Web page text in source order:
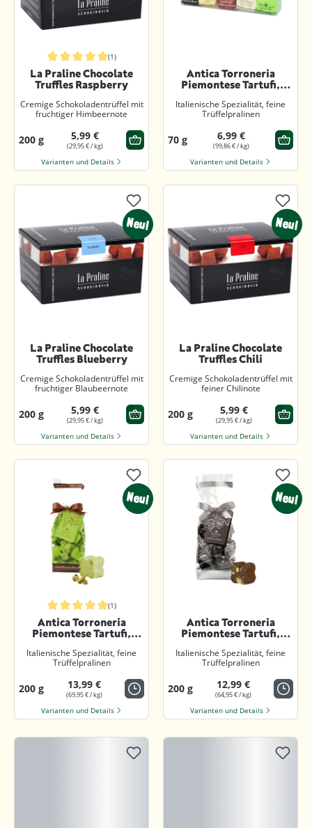
Durchschnittliche Bewertung von 5 von 5 Sternen
(1)
La Praline Chocolate
Truffles Raspberry
Cremige Schokoladentrüffel mit
fruchtiger Himbeernote
200 g 5,99 €
(29,95 € / kg)
Varianten und Details
Antica Torroneria
Piemontese Tartufi,
Italienische Spezialität, feine
Trüffelpralinen
70 g 6,99 €
(99,86 € / kg)
Varianten und Details
Neu!
La Praline Chocolate
Truffles Blueberry
Cremige Schokoladentrüffel mit
fruchtiger Blaubeernote
200 g 5,99 €
(29,95 € / kg)
Varianten und Details
Neu!
La Praline Chocolate
Truffles Chili
Cremige Schokoladentrüffel mit
feiner Chilinote
200 g 5,99 €
(29,95 € / kg)
Varianten und Details
Neu!
Durchschnittliche Bewertung von 5 von 5 Sternen
(1)
Antica Torroneria
Piemontese Tartufi,
Italienische Spezialität, feine
Trüffelpralinen
200 g 13,99 €
(69,95 € / kg)
Varianten und Details
Neu!
Antica Torroneria
Piemontese Tartufi,
Italienische Spezialität, feine
Trüffelpralinen
200 g 12,99 €
(64,95 € / kg)
Varianten und Details